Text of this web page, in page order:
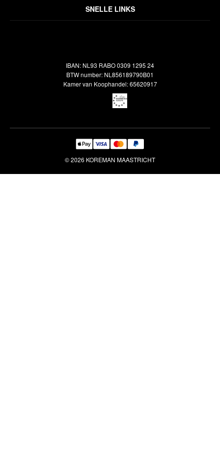
SNELLE LINKS
Veelgestelde vragen
Verzendbeleid
IBAN: NL93 RABO 0309 1295 24
BTW number: NL856189790B01
Kamer van Koophandel: 65620917
© 2026 KOREMAN MAASTRICHT